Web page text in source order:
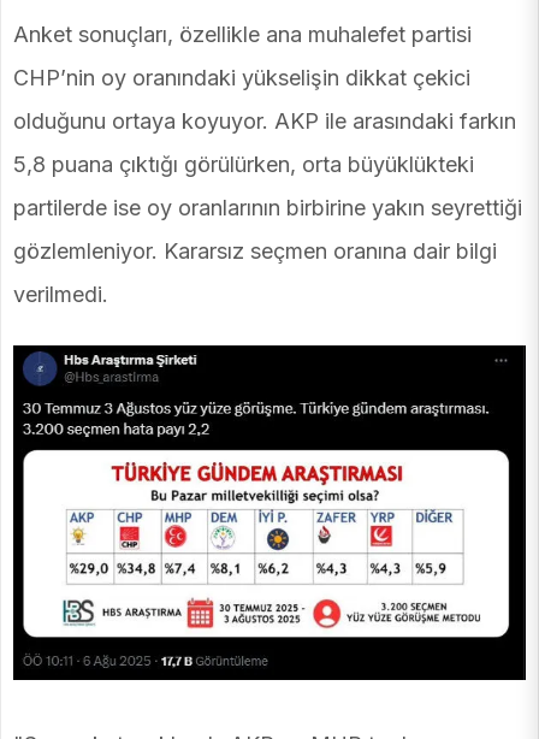
Anket sonuçları, özellikle ana muhalefet partisi
CHP’nin oy oranındaki yükselişin dikkat çekici
olduğunu ortaya koyuyor. AKP ile arasındaki farkın
5,8 puana çıktığı görülürken, orta büyüklükteki
partilerde ise oy oranlarının birbirine yakın seyrettiği
gözlemleniyor. Kararsız seçmen oranına dair bilgi
verilmedi.